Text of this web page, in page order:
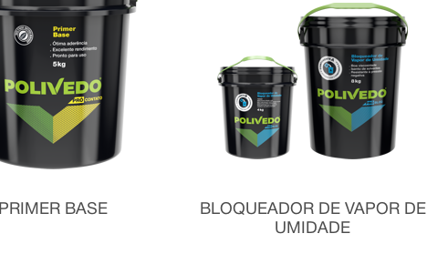
PRIMER BASE
BLOQUEADOR DE VAPOR DE
UMIDADE